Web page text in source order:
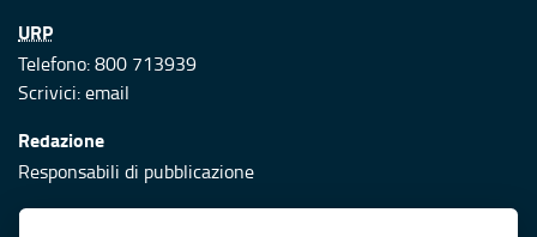
URP
Telefono: 800 713939
Scrivici:email
Redazione
Responsabili di pubblicazione
Protezione civile